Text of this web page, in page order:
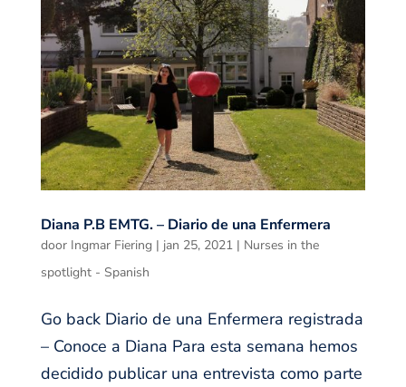
Diana P.B EMTG. – Diario de una Enfermera
door Ingmar Fiering | jan 25, 2021| Nurses in the
spotlight - Spanish
Go back Diario de una Enfermera registrada
– Conoce a Diana Para esta semana hemos
decidido publicar una entrevista como parte